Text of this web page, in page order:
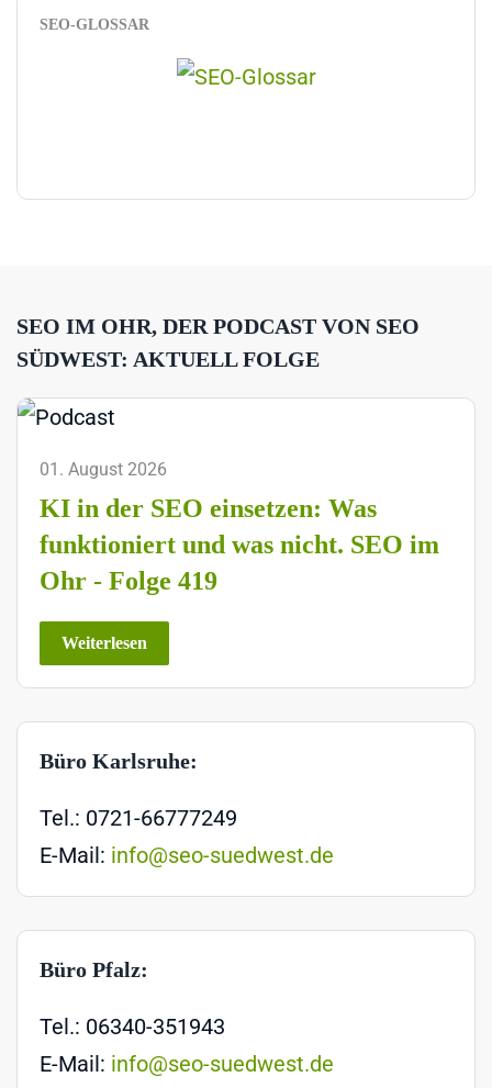
SEO-GLOSSAR
SEO IM OHR, DER PODCAST VON SEO
SÜDWEST: AKTUELL FOLGE
01. August 2026
KI in der SEO einsetzen: Was
funktioniert und was nicht. SEO im
Ohr - Folge 419
Weiterlesen
Büro Karlsruhe:
Tel.: 0721-66777249
E-Mail: info@seo-suedwest.de
Büro Pfalz:
Tel.: 06340-351943
E-Mail: info@seo-suedwest.de